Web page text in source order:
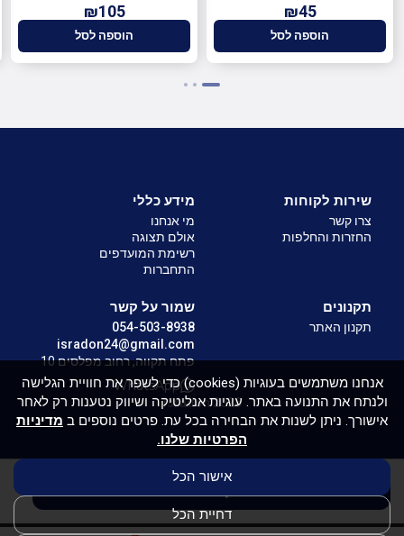
₪45
הוספה לסל
₪105
הוספה לסל
שירות לקוחות
צרו קשר
החזרות והחלפות
מידע כללי
מי אנחנו
אולם תצוגה
רשימת המועדפים
התחברות
תקנונים
תקנון האתר
שמור על קשר
054-503-8938
isradon24@gmail.com
פתח תקווה, רחוב מפלסים 10
WhatsApp
Isradon 2026
אנחנו משתמשים בעוגיות (cookies) כדי לשפר את חוויית הגלישה
ולנתח את התנועה באתר. עוגיות אנליטיקה ושיווק נטענות רק לאחר
אישורך. ניתן לשנות את הבחירה בכל עת. פרטים נוספים ב מדיניות
הפרטיות שלנו.
אישור הכל
דחיית הכל